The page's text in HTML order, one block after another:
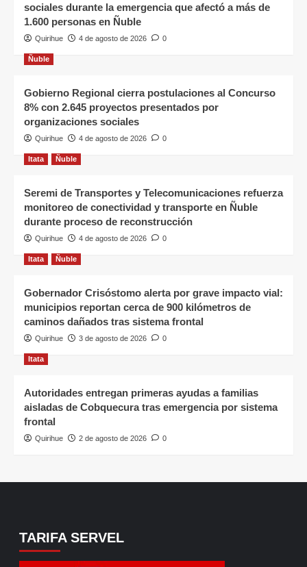
sociales durante la emergencia que afectó a más de
1.600 personas en Ñuble
Quirihue 4 de agosto de 2026 0
Ñuble
Gobierno Regional cierra postulaciones al Concurso
8% con 2.645 proyectos presentados por
organizaciones sociales
Quirihue 4 de agosto de 2026 0
Itata Ñuble
Seremi de Transportes y Telecomunicaciones refuerza
monitoreo de conectividad y transporte en Ñuble
durante proceso de reconstrucción
Quirihue 4 de agosto de 2026 0
Itata Ñuble
Gobernador Crisóstomo alerta por grave impacto vial:
municipios reportan cerca de 900 kilómetros de
caminos dañados tras sistema frontal
Quirihue 3 de agosto de 2026 0
Itata
Autoridades entregan primeras ayudas a familias
aisladas de Cobquecura tras emergencia por sistema
frontal
Quirihue 2 de agosto de 2026 0
TARIFA SERVEL